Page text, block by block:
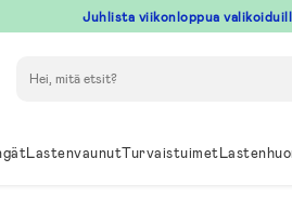
Juhlista viikonloppua
LastenvaunutTurvaistuimet